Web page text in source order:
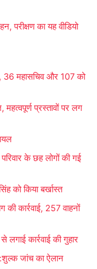
परीक्षण का यह वीडियो
36 महासचिव और 107 को
प्रस्तावों पर लग
के छह लोगों की गई
को किया बर्खास्त
कार्रवाई, 257 वाहनों
कार्रवाई की गुहार
जांच का ऐलान